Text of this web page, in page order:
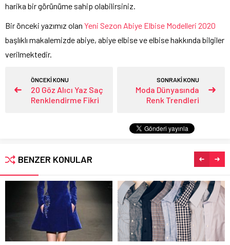
harika bir görünüme sahip olabilirsiniz.
Bir önceki yazımız olan Yeni Sezon Abiye Elbise Modelleri 2020
başlıklı makalemizde abiye, abiye elbise ve elbise hakkında bilgiler
verilmektedir.
ÖNCEKİ KONU
20 Göz Alıcı Yaz Saç
Renklendirme Fikri
SONRAKİ KONU
Moda Dünyasında
Renk Trendleri
BENZER KONULAR